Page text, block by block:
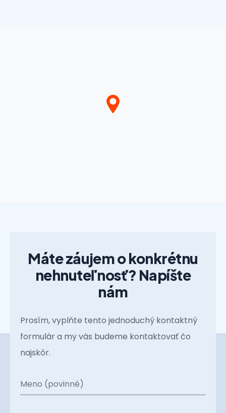
Máte záujem o konkrétnu
nehnuteľnosť? Napíšte
nám
Prosím, vyplňte tento jednoduchý kontaktný
formulár a my vás budeme kontaktovať čo
najskôr.
Meno (povinné)